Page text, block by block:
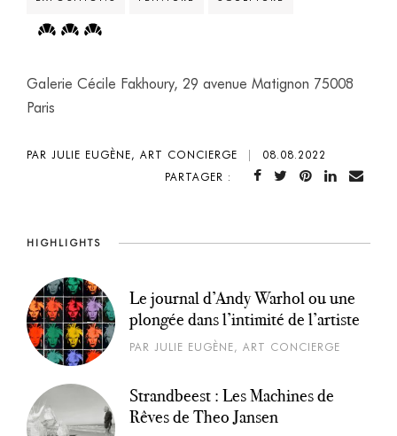
Galerie Cécile Fakhoury, 29 avenue Matignon 75008
Paris
PAR JULIE EUGÈNE, ART CONCIERGE
08.08.2022
PARTAGER :
HIGHLIGHTS
Le journal d’Andy Warhol ou une
plongée dans l’intimité de l’artiste
PAR JULIE EUGÈNE, ART CONCIERGE
Strandbeest : Les Machines de
Rêves de Theo Jansen